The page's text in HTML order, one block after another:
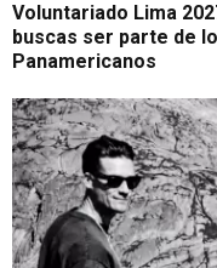
Voluntariado Lima
buscas ser parte de
Panamericanos